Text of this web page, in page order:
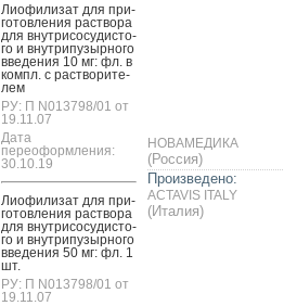
Ли­офи­лизат для при­
готов­ле­ния рас­тво­ра
для внут­ри­сосу­дис­то­
го и внут­ри­пузыр­но­го
вве­дения 10 мг: фл. в
компл. с рас­тво­рите­
лем
РУ: П N013798/01 от
19.11.07
Дата
переоформления:
30.10.19
Ли­офи­лизат для при­
готов­ле­ния рас­тво­ра
для внут­ри­сосу­дис­то­
го и внут­ри­пузыр­но­го
вве­дения 50 мг: фл. 1
шт.
РУ: П N013798/01 от
19.11.07
НОВАМЕДИКА
(Россия)
Произведено:
ACTAVIS ITALY
(Италия)